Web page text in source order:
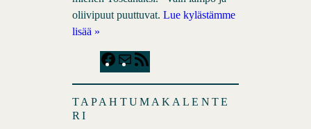
oliivipuut puuttuvat. Lue kylästämme
lisää »
F
a
e
M
a
l
S
F
TAPAHTUMAKALENTE
RI